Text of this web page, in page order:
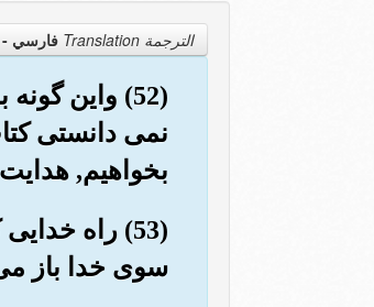
الترجمة Translation فارسي -
(52) واین
نمی دانستی
بخواهیم,
(53) راه
سوی خدا باز